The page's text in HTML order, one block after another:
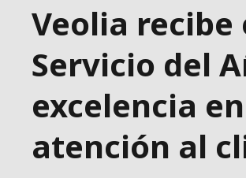
CAMPUS
FUNDACIÓN
INSTITUTO
Veolia
Servicio del
excelencia
atención al